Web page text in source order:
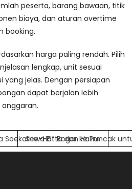
peserta, barang bawaan, titik
biaya, dan aturan overtime
booking.
harga paling rendah. Pilih
lengkap, unit sesuai
yang jelas. Dengan persiapan
dapat berjalan lebih
Soekarno-Hatta dan Halim
Sewa Elf Bogor ke Puncak